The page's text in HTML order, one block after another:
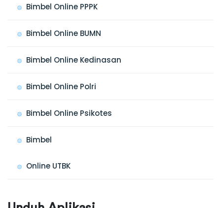
Bimbel Online PPPK
Bimbel Online BUMN
Bimbel Online Kedinasan
Bimbel Online Polri
Bimbel Online Psikotes
Bimbel
Online UTBK